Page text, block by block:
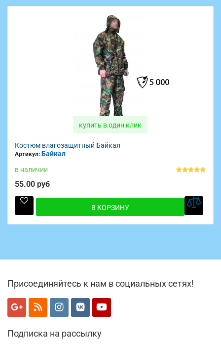
купить в один клик
Костюм влагозащитный Байкал
Артикул: Байкал
в наличии
55.00 руб
В КОРЗИНУ
Присоединяйтесь к нам в социальных сетях!
Подписка на рассылку